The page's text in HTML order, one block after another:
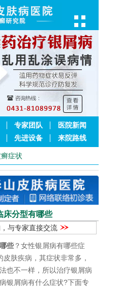
专家团队
医院新闻
先进设备 来院路线
症状
床分型有哪些
与专家直接交流
些 ？女性银屑病有哪些症
肤疾病，其症状非常多，
也不一样，所以治疗银屑病
银屑病有什么症状?下面专